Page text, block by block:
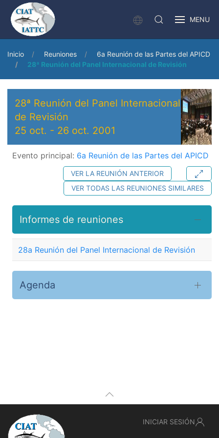
MENU
Inicio Reuniones
6a Reunión de las Partes del APICD
28ª Reunión del Panel Internacional de Revisión
28ª Reunión del Panel Internacional
de Revisión
25 oct. - 26 oct. 2001
Evento principal: 6a Reunión de las Partes del APICD
VER LA REUNIÓN ANTERIOR
VER TODAS LAS REUNIONES SIMILARES
Informes de reuniones
28a Reunión del Panel Internacional de Revisión
Agenda
INICIAR SESIÓN